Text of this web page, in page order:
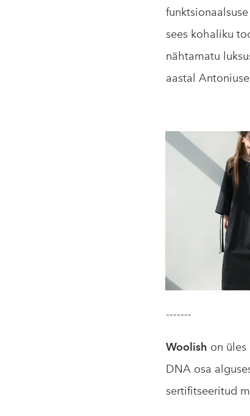
sees kohaliku
nähtamatu
aastal
-------
Woolish on
DNA osa
sertifitseeritud